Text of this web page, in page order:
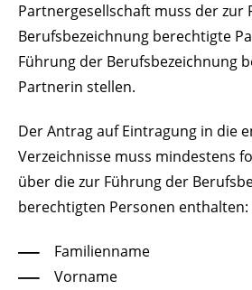
Partnergesellschaft muss der zur
Berufsbezeichnung berechtigte
Führung der Berufsbezeichnung
Partnerin stellen.
Der Antrag auf Eintragung in die
Verzeichnisse muss mindestens
über die zur Führung der
berechtigten Personen enthalten:
Familienname
Vorname